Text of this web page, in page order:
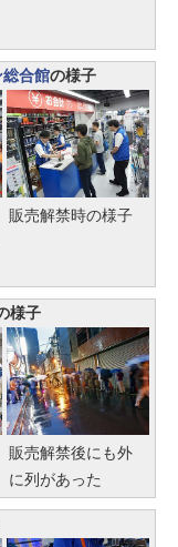
合館の様子
販売解禁時の様子
様子
販売解禁後にも外
に列があった